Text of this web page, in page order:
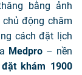
bằng ảnh
động chăm
cách đặt lịch
Medpro – nền
khám 1900